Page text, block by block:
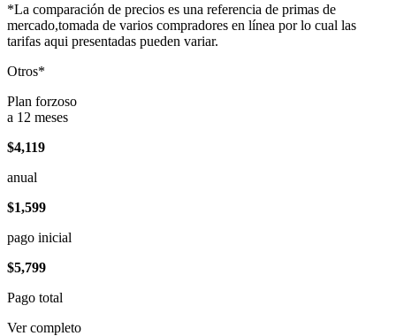
*La comparación de precios es una referencia de primas de
mercado,tomada de varios compradores en línea por lo cual las
tarifas aqui presentadas pueden variar.
Otros*
Plan forzoso
a 12 meses
$4,119
anual
$1,599
pago inicial
$5,799
Pago total
Ver completo